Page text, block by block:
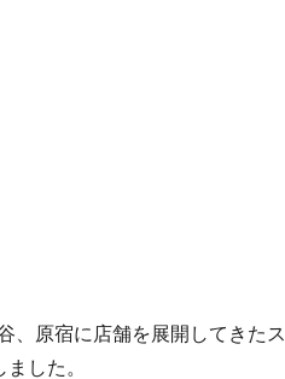
、原宿に店舗を展開してきたス
した。